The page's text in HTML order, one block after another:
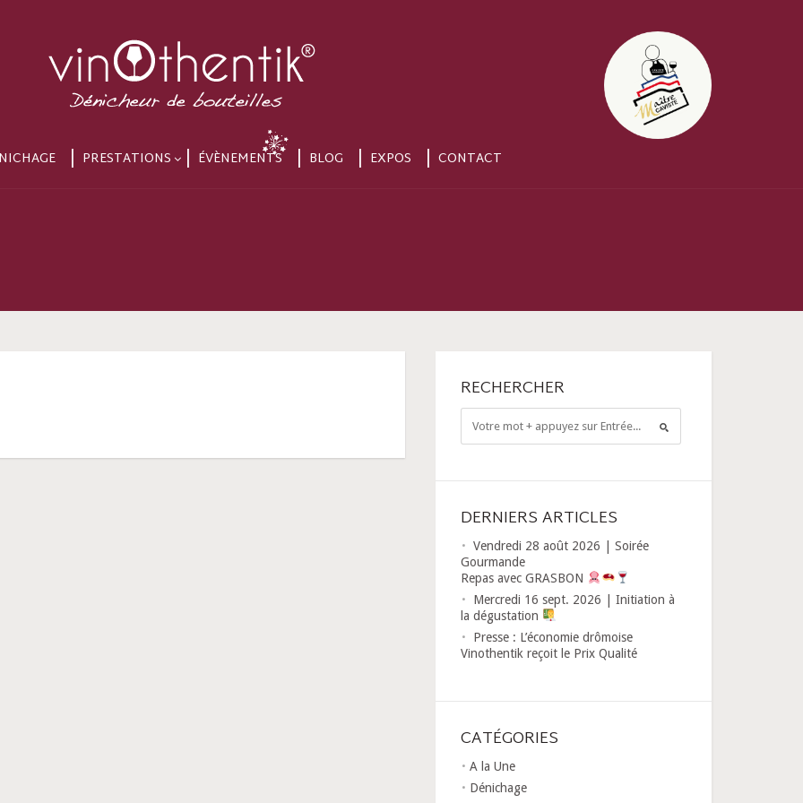
PRESTATIONS ÉVÈNEMENTS BLOG EXPOS CONTACT
RECHERCHER
DERNIERS ARTICLES
Vendredi 28 août 2026 | Soirée
Gourmande
Repas avec GRASBON
Mercredi 16 sept. 2026 | Initiation à
la dégustation
Presse : L’économie drômoise
Vinothentik reçoit le Prix Qualité
CATÉGORIES
A la Une
Dénichage